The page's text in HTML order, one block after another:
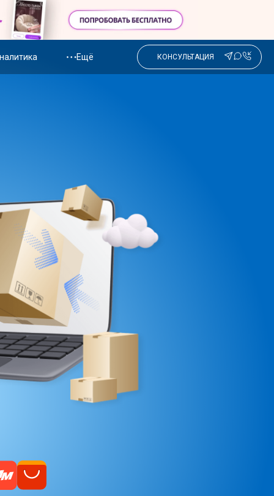
Ещё КОНСУЛЬТАЦИЯ